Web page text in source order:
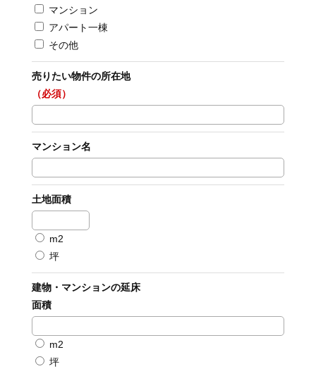
マンション
アパート一棟
その他
売りたい物件の所在地
（必須）
マンション名
土地面積
m2
坪
建物・マンションの延床
面積
m2
坪